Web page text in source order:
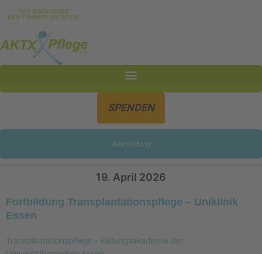
springen
Inhalt
SPENDEN
Anmeldung
19. April 2026
Fortbildung Transplantationspflege – Uniklinik
Essen
Transplantationspflege – Bildungsakademie der